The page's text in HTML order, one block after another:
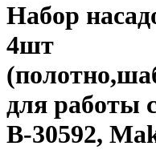
Набор
4шт
для работы
B-30592,